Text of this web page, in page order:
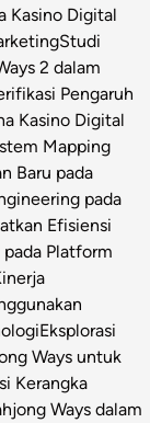
Kasino Digital
Studi
2 dalam
Pengaruh
Kasino Digital
Mapping
Baru pada
pada
Efisiensi
Platform
Eksplorasi
Ways untuk
Kerangka
Ways dalam